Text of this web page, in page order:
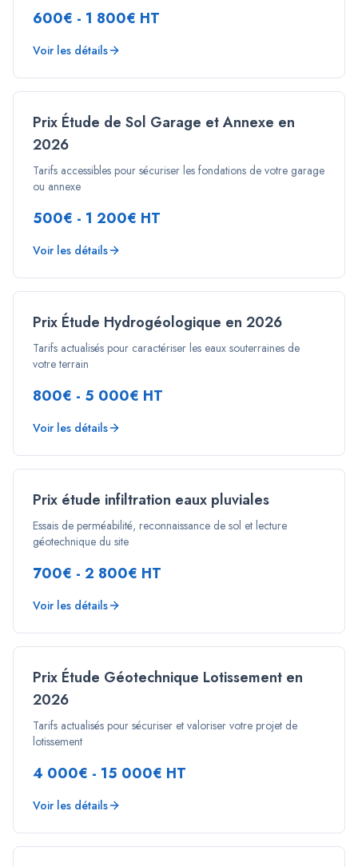
600€ - 1 800€ HT
Voir les détails
Prix Étude de Sol Garage et Annexe en
2026
Tarifs accessibles pour sécuriser les fondations de votre garage
ou annexe
500€ - 1 200€ HT
Voir les détails
Prix Étude Hydrogéologique en 2026
Tarifs actualisés pour caractériser les eaux souterraines de
votre terrain
800€ - 5 000€ HT
Voir les détails
Prix étude infiltration eaux pluviales
Essais de perméabilité, reconnaissance de sol et lecture
géotechnique du site
700€ - 2 800€ HT
Voir les détails
Prix Étude Géotechnique Lotissement en
2026
Tarifs actualisés pour sécuriser et valoriser votre projet de
lotissement
4 000€ - 15 000€ HT
Voir les détails